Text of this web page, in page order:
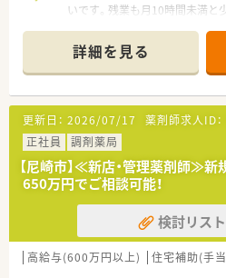
いです。残業も月10時間未満と
＊------------------------------------------
【店舗情報と応需状況について】
■高槻市駅から徒歩1分という
り、2025年夏に新規オープンを
■主な応需科目は皮膚科や眼科
り、クリニック門前で幅広い処
す。
■外来業務がメインの店舗であ
の運転に自信がない方でも安心
ます。
【想定される業務内容】
■主に外来処方箋に基づいた調
詳細を見る
更新日： 2026/07/17 薬剤師求人ID：
正社員
調剤薬局
【尼崎市】≪新店・管理薬剤師≫
650万円でご相談可能！
検討リス
高給与(600万円以上) 住宅補助(手